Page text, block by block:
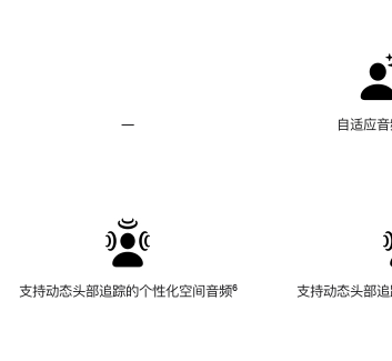
—
适
应
音
频
支持动态头部追踪的个性化空间音频脚
⁶
自适应
支持动态头部